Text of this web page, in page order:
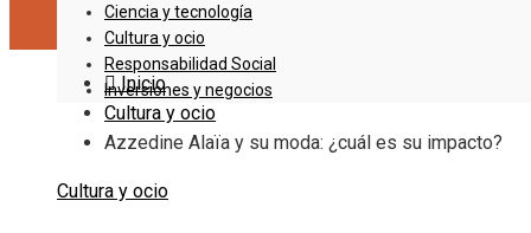
Ciencia y tecnología
Cultura y ocio
Responsabilidad Social
Inversiones y negocios
Inicio
Cultura y ocio
Azzedine Alaïa y su moda: ¿cuál es su impacto?
Cultura y ocio